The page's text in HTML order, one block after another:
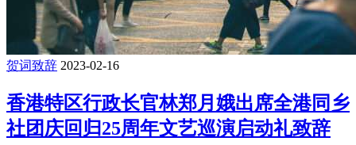
贺词致辞 2023-02-16
香港特区行政长官林郑月娥出席全港同乡
社团庆回归25周年文艺巡演启动礼致辞